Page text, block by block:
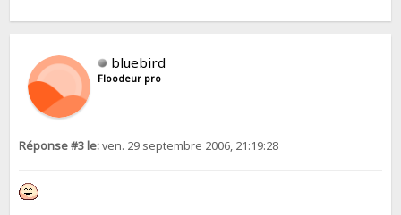
bluebird
Floodeur pro
Réponse #3 le:ven. 29 septembre 2006, 21:19:28